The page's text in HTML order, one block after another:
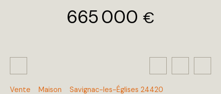
665 000 €
Vente Maison
Savignac-les-Églises 24420